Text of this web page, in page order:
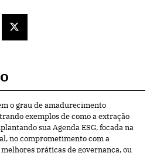
o grau de amadurecimento
exemplos de como a extração
sua Agenda ESG, focada na
no comprometimento com a
práticas de governança, ou